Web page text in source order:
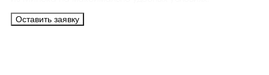
Оставить заявку